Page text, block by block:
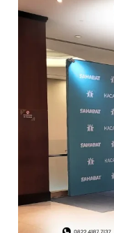
Backdrop
Jogja
Profesional
untuk
Kebutuhan